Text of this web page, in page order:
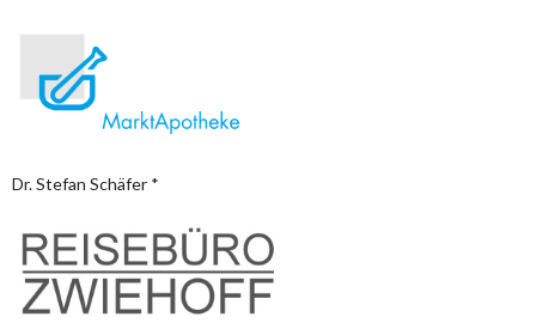
Dr. Stefan Schäfer *